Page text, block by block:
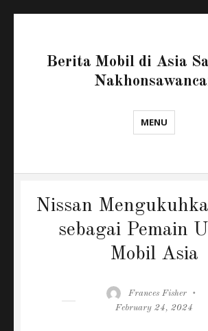
Berita Mobil di Asia
MENU
Nissan
sebagai Pemain
Mobil Asia
Author
Frances Fisher
February 24, 2024